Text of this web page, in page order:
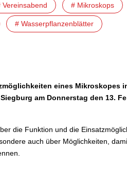
Vereinsabend # Mikroskops
# Wasserpflanzenblätter
eines Mikroskopes
am Donnerstag den 13.
die Funktion und die
auch über Möglichkeiten,